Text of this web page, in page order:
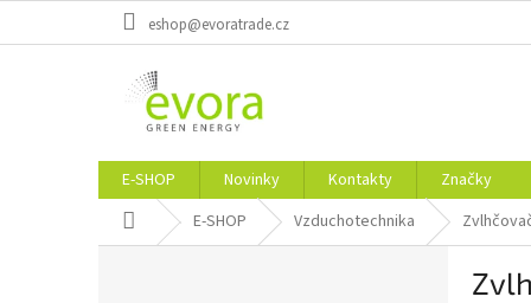
eshop@evoratrade.cz
E-SHOP Novinky Kontakty
Značky
Domů E-SHOP Vzduchotechnika